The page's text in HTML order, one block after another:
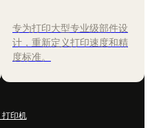
专为打印大型专业级部件设
计，重新定义打印速度和精
度标准。
印机